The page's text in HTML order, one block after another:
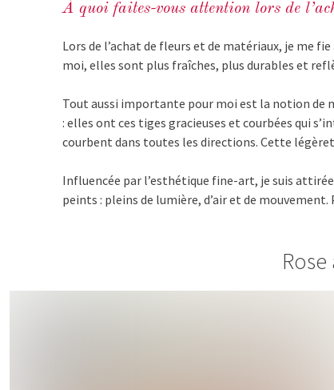
À quoi faites-vous attention lors de
Lors de l’achat de fleurs et de matériaux, je me
moi, elles sont plus fraîches, plus durables et
Tout aussi importante pour moi est la notion de
: elles ont ces tiges gracieuses et courbées qui
courbent dans toutes les directions. Cette
Influencée par l’esthétique fine-art, je suis
peints : pleins de lumière, d’air et de